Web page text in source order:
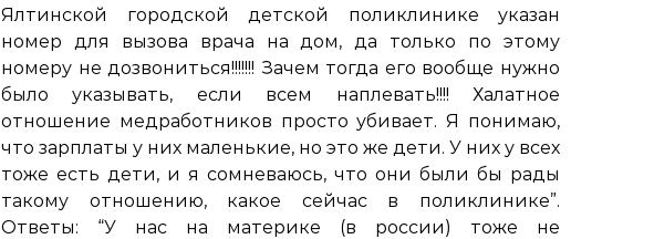
Ялтинской городской детской поликлинике указан
номер для вызова врача на дом, да только по этому
номеру не дозвониться!!!!!!! Зачем тогда его вообще нужно
было указывать, если всем наплевать!!!! Халатное
отношение медработников просто убивает. Я понимаю,
что зарплаты у них маленькие, но это же дети. У них у всех
тоже есть дети, и я сомневаюсь, что они были бы рады
такому отношению, какое сейчас в поликлинике”.
Ответы: “У нас на материке (в россии) тоже не